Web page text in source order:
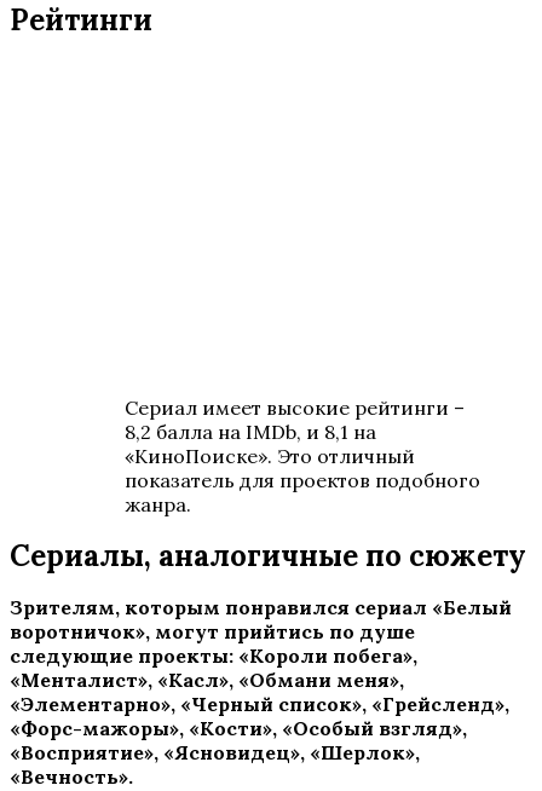
Рейтинги
Сериал имеет высокие рейтинги –
8,2 балла на IMDb, и 8,1 на
«КиноПоиске». Это отличный
показатель для проектов подобного
жанра.
Сериалы, аналогичные по сюжету
Зрителям, которым понравился сериал «Белый
воротничок», могут прийтись по душе
следующие проекты: «Короли побега»,
«Менталист», «Касл», «Обмани меня»,
«Элементарно», «Черный список», «Грейсленд»,
«Форс-мажоры», «Кости», «Особый взгляд»,
«Восприятие», «Ясновидец», «Шерлок»,
«Вечность».